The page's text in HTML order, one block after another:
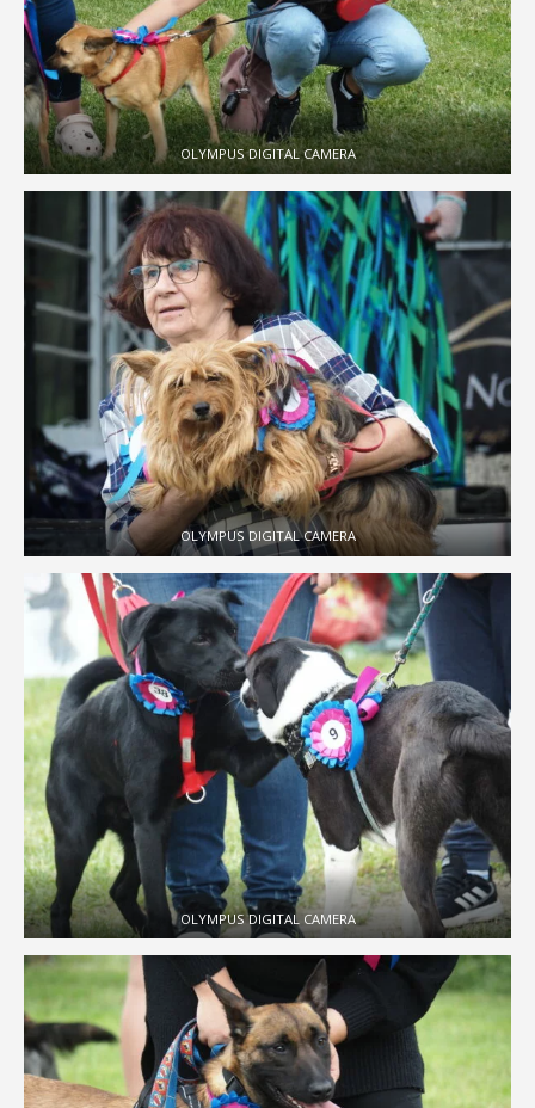
OLYMPUS DIGITAL CAMERA
OLYMPUS DIGITAL CAMERA
OLYMPUS DIGITAL CAMERA